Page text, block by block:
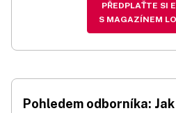
PŘEDPLAŤTE SI
S MAGAZÍNEM
Pohledem odborníka: